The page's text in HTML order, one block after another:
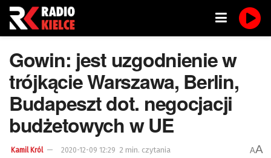
Gowin: jest uzgodnienie w
trójkącie Warszawa, Berlin,
Budapeszt dot. negocjacji
budżetowych w UE
Kamil Król 2020-12-09 12:29 2 min. czytania AA